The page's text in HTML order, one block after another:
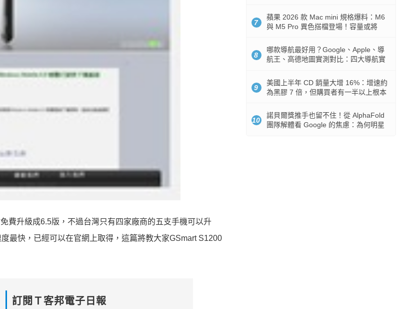
費升級成6.5版，不過台灣只有四家廠商的五支手機可以升
最快，已經可以在官網上取得，這篇將教大家GSmart S1200
訂閱Ｔ客邦電子日報
7
蘋果 2026 款 Mac mini 規格爆料：M6
與 M5 Pro 異色搭檔登場！容量或將
8
哪款導航最好用？Google、Apple、導
航王、高德地圖實測對比：四大導航實
9
美國上半年 CD 銷量大增 16%：增速約
為黑膠 7 倍，但購買者有一半以上根本
10
諾貝爾獎推手也留不住！從 AlphaFold
團隊解體看 Google 的焦慮：為何明星